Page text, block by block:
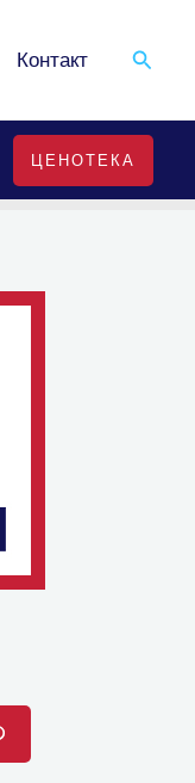
Контакт Search
ЦЕНОТЕКА